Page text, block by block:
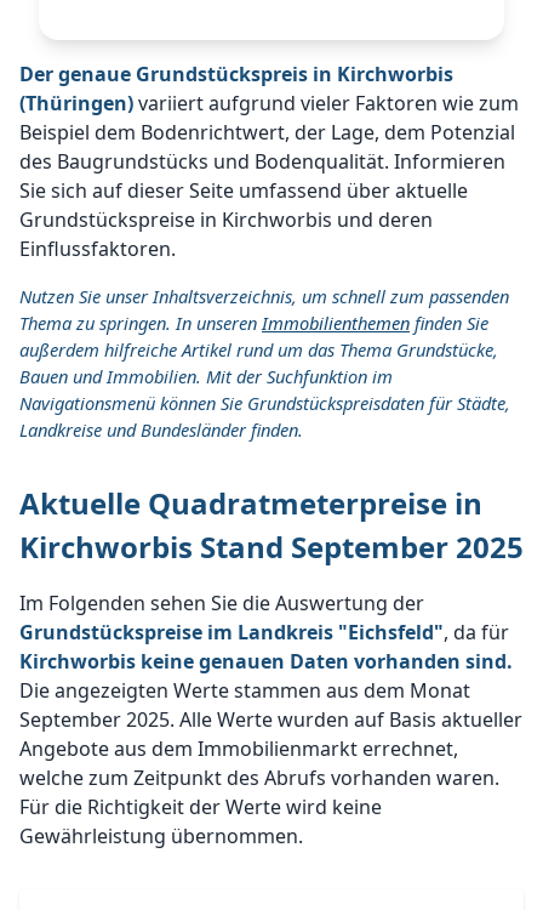
Der genaue Grundstückspreis in Kirchworbis
(Thüringen)variiert aufgrund vieler Faktoren wie zum
Beispiel dem Bodenrichtwert, der Lage, dem Potenzial
des Baugrundstücks und Bodenqualität. Informieren
Sie sich auf dieser Seite umfassend über aktuelle
Grundstückspreise in Kirchworbis und deren
Einflussfaktoren.
Nutzen Sie unser Inhaltsverzeichnis, um schnell zum passenden
Thema zu springen. In unserenImmobilienthemen finden Sie
außerdem hilfreiche Artikel rund um das Thema Grundstücke,
Bauen und Immobilien. Mit der Suchfunktion im
Navigationsmenü können Sie Grundstückspreisdaten für Städte,
Landkreise und Bundesländer finden.
Aktuelle Quadratmeterpreise in
Kirchworbis Stand September 2025
Im Folgenden sehen Sie die Auswertung der
Grundstückspreise im Landkreis "Eichsfeld", da für
Kirchworbis keine genauen Daten vorhanden sind.
Die angezeigten Werte stammen aus dem Monat
September 2025. Alle Werte wurden auf Basis aktueller
Angebote aus dem Immobilienmarkt errechnet,
welche zum Zeitpunkt des Abrufs vorhanden waren.
Für die Richtigkeit der Werte wird keine
Gewährleistung übernommen.